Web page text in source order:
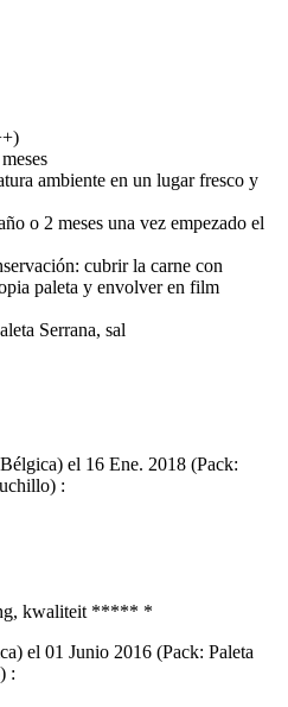
ambiente en un lugar fresco y
o 2 meses una vez empezado el
cubrir la carne con
paleta y envolver en film
Serrana, sal
el 16 Ene. 2018 (Pack:
) :
kwaliteit ***** *
el 01 Junio 2016 (Pack: Paleta
) :